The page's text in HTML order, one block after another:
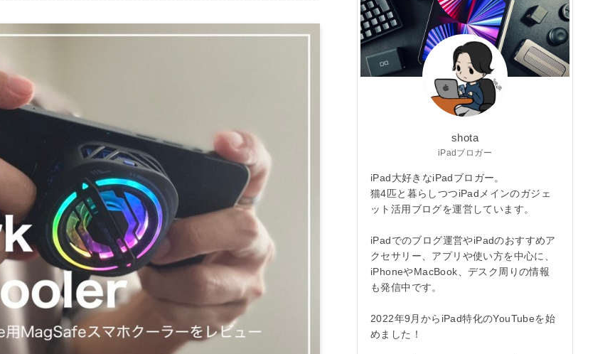
shota
iPadブロガー
iPad大好きなiPadブロガー。
猫4匹と暮らしつつiPadメインのガジェ
ット活用ブログを運営しています。
iPadでのブログ運営やiPadのおすすめア
クセサリー、アプリや使い方を中心に、
iPhoneやMacBook、デスク周りの情報
も発信中です。
2022年9月からiPad特化のYouTubeを始
めました！